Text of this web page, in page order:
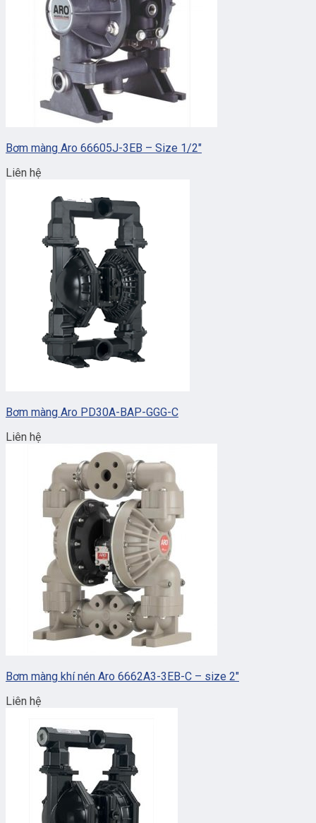
Bơm màng Aro 66605J-3EB – Size 1/2″
Liên hệ
Bơm màng Aro PD30A-BAP-GGG-C
Liên hệ
Bơm màng khí nén Aro 6662A3-3EB-C – size 2″
Liên hệ